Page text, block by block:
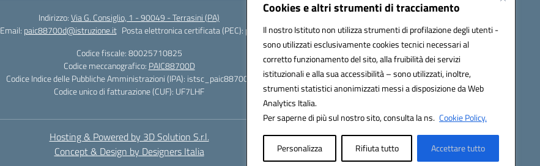
Cookies e altri strumenti di tracciamento
Il nostro Istituto non utilizza strumenti di profilazione degli utenti -
sono utilizzati esclusivamente cookies tecnici necessari al
corretto funzionamento del sito, alla fruibilità dei servizi
istituzionali e alla sua accessibilità – sono utilizzati, inoltre,
strumenti statistici anonimizzati messi a disposizione da Web
Analytics Italia.
Per saperne di più sul nostro sito, consulta la ns. Cookie Policy.
Personalizza Rifiuta tutto Accettare tutto
Indirizzo:Via G. Consiglio, 1 - 90049 - Terrasini (PA)
Email: paic88700d@istruzione.it Posta elettronica certificata (PEC): paic88700d@pec.istruzione.it
Codice fiscale: 80025710825
Codice meccanografico: PAIC88700D
Codice Indice delle Pubbliche Amministrazioni (IPA): istsc_paic88700d
Codice unico di fatturazione (CUF): UF7LHF
Hosting & Powered by 3D Solution S.r.l.
Concept & Design by Designers Italia